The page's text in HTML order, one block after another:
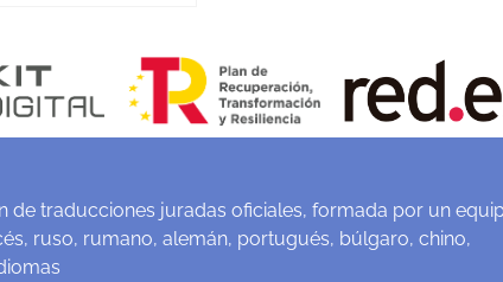
de traducciones juradas oficiales, formada por un
ruso, rumano, alemán, portugués, búlgaro, chino,